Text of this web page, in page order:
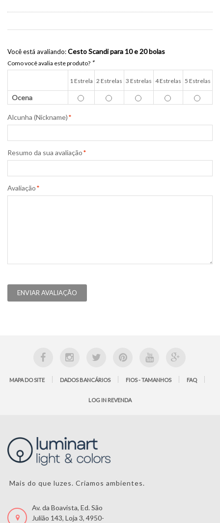
Você está avaliando:Cesto Scandi para 10 e 20 bolas
Como você avalia este produto? *
1 Estrela 2 Estrelas 3 Estrelas 4 Estrelas 5 Estrelas
Ocena
*
Alcunha (Nickname)
*
Resumo da sua avaliação
*
Avaliação
ENVIAR AVALIAÇÃO
MAPA DO SITE DADOS BANCÁRIOS FIOS - TAMANHOS FAQ
LOG IN REVENDA
Mais do que luzes. Criamos ambientes.
Av. da Boavista, Ed. São
Julião 143, Loja 3, 4950-